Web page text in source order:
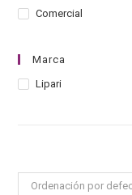
Comercial
Marca
Lipari
Ordenación por